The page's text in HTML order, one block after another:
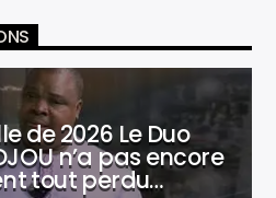
de 2026 Le Duo
n’a pas encore
tout perdu…